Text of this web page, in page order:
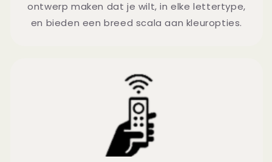
ontwerp maken dat je wilt, in elke lettertype,
en bieden een breed scala aan kleuropties.